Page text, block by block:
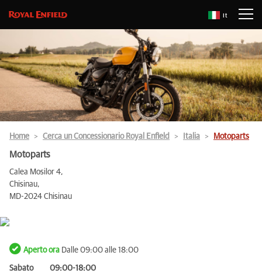
It
Home Cerca un Concessionario Royal Enfield Italia Motoparts
Motoparts
Calea Mosilor 4,
Chisinau,
MD-2024 Chisinau
Aperto ora Dalle 09:00 alle 18:00
Sabato
09:00-18:00